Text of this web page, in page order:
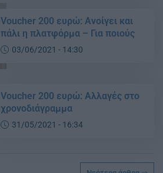
Voucher 200 ευρώ: Ανοίγει και
πάλι η πλατφόρμα – Για ποιούς
03/06/2021 - 14:30
Voucher 200 ευρώ: Αλλαγές στο
χρονοδιάγραμμα
31/05/2021 - 16:34